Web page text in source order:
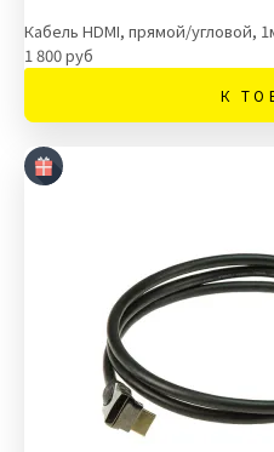
Кабель HDMI, прямой/угловой,
1 800 руб
К